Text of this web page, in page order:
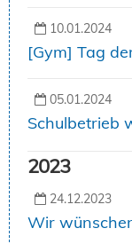
10.01.2024
[Gym] Tag
05.01.2024
Schulbetrieb
2023
24.12.2023
Wir